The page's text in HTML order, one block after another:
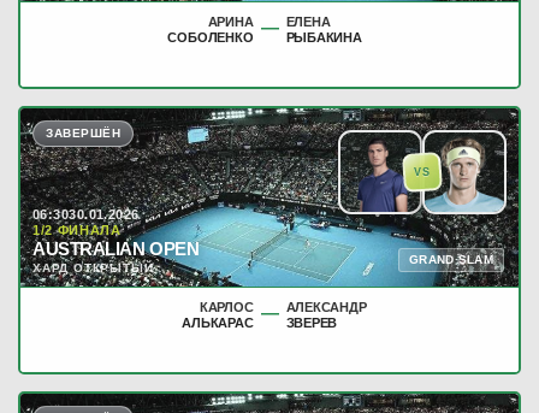
АРИНА
СОБОЛЕНКО — ЕЛЕНА
РЫБАКИНА
VS
ЗАВЕРШЁН
06:3030.01.2026
1/2 ФИНАЛА
AUSTRALIAN OPEN
ХАРД ОТКРЫТЫЙ
GRAND SLAM
КАРЛОС
АЛЬКАРАС — АЛЕКСАНДР
ЗВЕРЕВ